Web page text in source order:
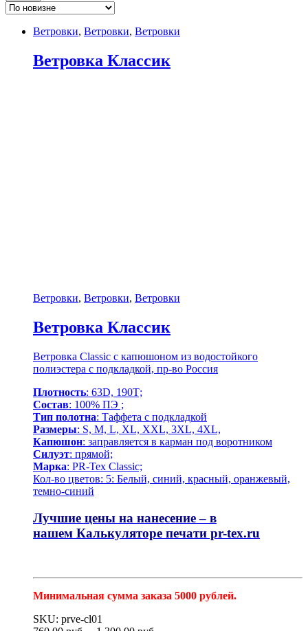
Ветровки, Ветровки, Ветровки
Ветровка Классик
Ветровки, Ветровки, Ветровки
Ветровка Классик
Ветровка Classic с капюшоном из водостойкого
полиэстера с подкладкой, пр-во Россия
Плотность: 63D, 190Т;
Состав: 100% ПЭ ;
Тип полотна: Таффета с подкладкой
Размеры: S, M, L, XL, XXL, 3XL, 4XL,
Капюшон: заправляется в карман под воротником
Силуэт: прямой;
Марка: PR-Tex Classic;
Кол-во цветов: 5: Белый, синий, красный, оранжевый,
темно-синий
Лучшие цены на нанесение – в
нашем Калькуляторе печати pr-tex.ru
Минимальная сумма заказа 5000 рублей.
SKU: prve-cl01